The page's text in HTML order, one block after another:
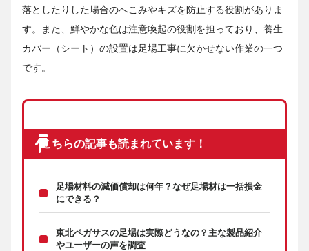
落としたりした場合のへこみやキズを防止する役割がありま
す。また、鮮やかな色は注意喚起の役割を担っており、養生
カバー（シート）の設置は足場工事に欠かせない作業の一つ
です。
こちらの記事も読まれています！
足場材料の減価償却は何年？なぜ足場材は一括損金
にできる？
東北ペガサスの足場は実際どうなの？主な製品紹介
やユーザーの声を調査